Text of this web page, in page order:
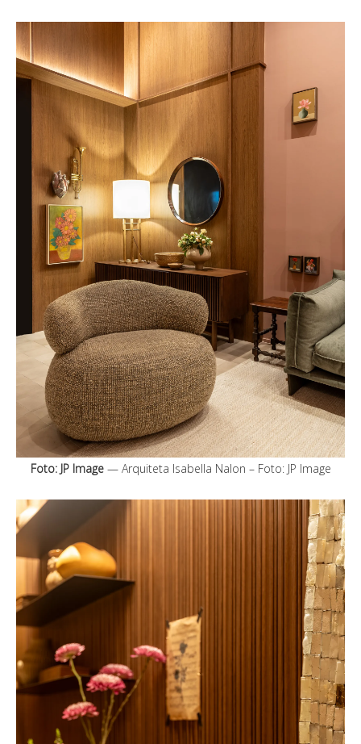
Foto: JP Image— Arquiteta Isabella Nalon – Foto: JP Image